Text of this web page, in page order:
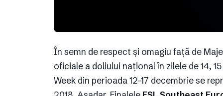
În semn de respect și omagiu față de
oficiale a doliului național în zilele de 14,
Week din perioada 12-17 decembrie se